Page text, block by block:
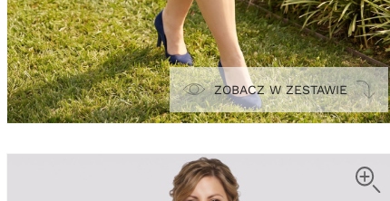
ZOBACZ W ZESTAWIE